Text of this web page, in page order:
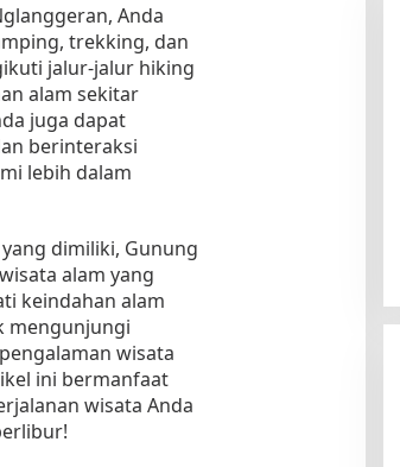
Anda
trekking, dan
jalur-jalur hiking
alam sekitar
juga dapat
berinteraksi
lebih dalam
dimiliki, Gunung
alam yang
keindahan alam
mengunjungi
wisata
ini bermanfaat
wisata Anda